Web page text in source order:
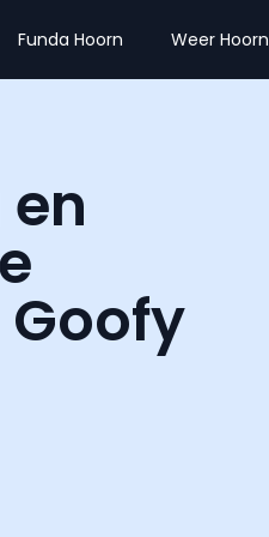
Funda Hoorn Weer Hoorn